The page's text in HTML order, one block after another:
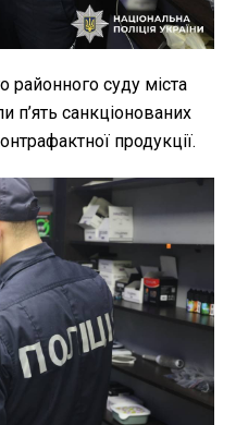
районного суду міста
п’ять санкціонованих
продукції.